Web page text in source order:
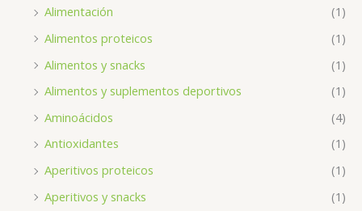
Alimentación
(1)
Alimentos proteicos
(1)
Alimentos y snacks
(1)
Alimentos y suplementos deportivos
(1)
Aminoácidos
(4)
Antioxidantes
(1)
Aperitivos proteicos
(1)
Aperitivos y snacks
(1)